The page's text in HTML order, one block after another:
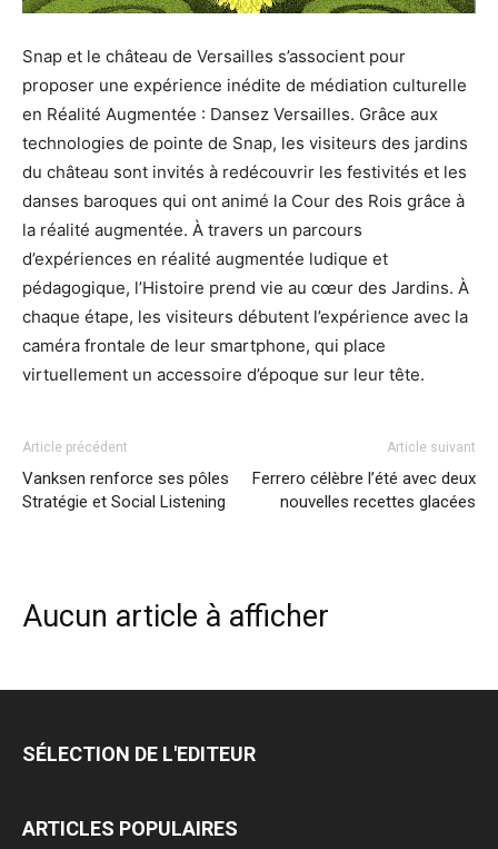
Snap et le château de Versailles s’associent pour
proposer une expérience inédite de médiation culturelle
en Réalité Augmentée : Dansez Versailles. Grâce aux
technologies de pointe de Snap, les visiteurs des jardins
du château sont invités à redécouvrir les festivités et les
danses baroques qui ont animé la Cour des Rois grâce à
la réalité augmentée. À travers un parcours
d’expériences en réalité augmentée ludique et
pédagogique, l’Histoire prend vie au cœur des Jardins. À
chaque étape, les visiteurs débutent l’expérience avec la
caméra frontale de leur smartphone, qui place
virtuellement un accessoire d’époque sur leur tête.
Article précédent
Vanksen renforce ses pôles
Stratégie et Social Listening
Article suivant
Ferrero célèbre l’été avec deux
nouvelles recettes glacées
Aucun article à afficher
SÉLECTION DE L'EDITEUR
ARTICLES POPULAIRES